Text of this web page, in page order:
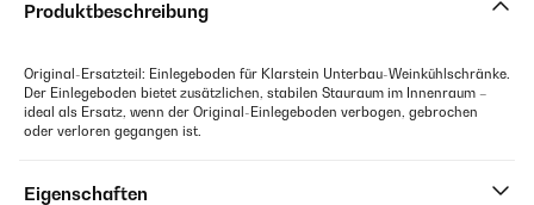
Produktbeschreibung
Original-Ersatzteil: Einlegeboden für Klarstein Unterbau-Weinkühlschränke.
Der Einlegeboden bietet zusätzlichen, stabilen Stauraum im Innenraum –
ideal als Ersatz, wenn der Original-Einlegeboden verbogen, gebrochen
oder verloren gegangen ist.
Eigenschaften